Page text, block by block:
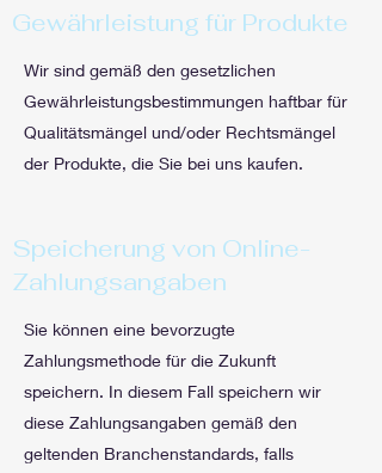
Gewährleistung für Produkte
Wir sind gemäß den gesetzlichen
Gewährleistungsbestimmungen haftbar für
Qualitätsmängel und/oder Rechtsmängel
der Produkte, die Sie bei uns kaufen.
Speicherung von Online-
Zahlungsangaben
Sie können eine bevorzugte
Zahlungsmethode für die Zukunft
speichern. In diesem Fall speichern wir
diese Zahlungsangaben gemäß den
geltenden Branchenstandards, falls